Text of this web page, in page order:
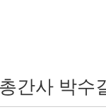
간사 박수